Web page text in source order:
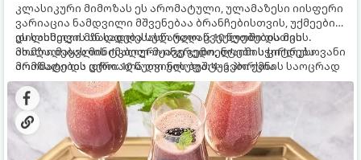
კლასიკური მიმოზას ეს არომატული, ულამაზესი იისფერი
ვარიაცია ნამდვილი მშვენებაა ბრანჩებისთვის, უქმეების
დილისთვის ან სადღესასწაულო წვეულებებისთვის.
ახალი მაყვლის ტკბილ-მჟავე გემო, ლაიმის ციტრუსოვანი
არომატი და ცქრიალა ღვინის ბუშტუკები ქმნის საოცრად
დახვეწილ და მაგრილებელ კოქტეილს.
ეს სასმელი მზადდება სულ რაღაც 10 წუთში და მის
მომზადებას მინიმალური ინგრედიენტები სჭირდება.
მომზადების დრო: 10 წუთი ულუფა: 4–6 პორცია